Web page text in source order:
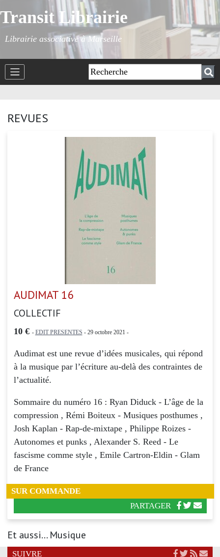
Transit Librairie
Librairie associative à Marseille
REVUES
AUDIMAT 16
COLLECTIF
10 € - EDIT PRESENTES - 29 octobre 2021 -
Audimat est une revue d’idées musicales, qui répond
à la musique par l’écriture au-delà des contraintes de
l’actualité.
Sommaire du numéro 16 : Ryan Diduck - L’âge de la
compression , Rémi Boiteux - Musiques posthumes ,
Josh Kaplan - Rap-de-mixtape , Philippe Roizes -
Autonomes et punks , Alexander S. Reed - Le
fascisme comme style , Emile Cartron-Eldin - Glam
de France
SUR COMMANDE
PARTAGER
Et aussi... Musique
SUIVRE